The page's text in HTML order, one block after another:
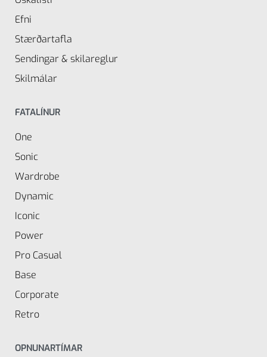
Efni
Stærðartafla
Sendingar & skilareglur
Skilmálar
FATALÍNUR
One
Sonic
Wardrobe
Dynamic
Iconic
Power
Pro Casual
Base
Corporate
Retro
OPNUNARTÍMAR